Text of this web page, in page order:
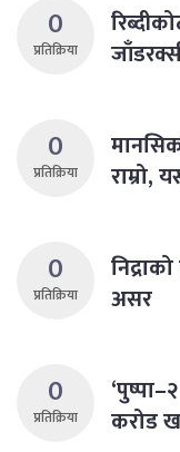
0
प्रतिक्रिया
0
प्रतिक्रिया
राम्रो,
0
प्रतिक्रिया
असर
0
प्रतिक्रिया
करोड